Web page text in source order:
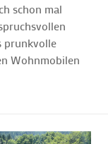
schon mal
prunkvolle
Wohnmobilen